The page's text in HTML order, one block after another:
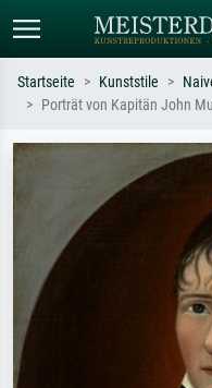
Suchen Sie nach Künstlern,
oder Stilen – z.B. Monet,
Sternennacht, Impressionismus,
Startseite Kunststile
Porträt von Kapitän John